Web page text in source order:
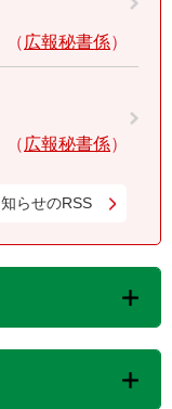
広報秘書係
広報秘書係
らせのRSS